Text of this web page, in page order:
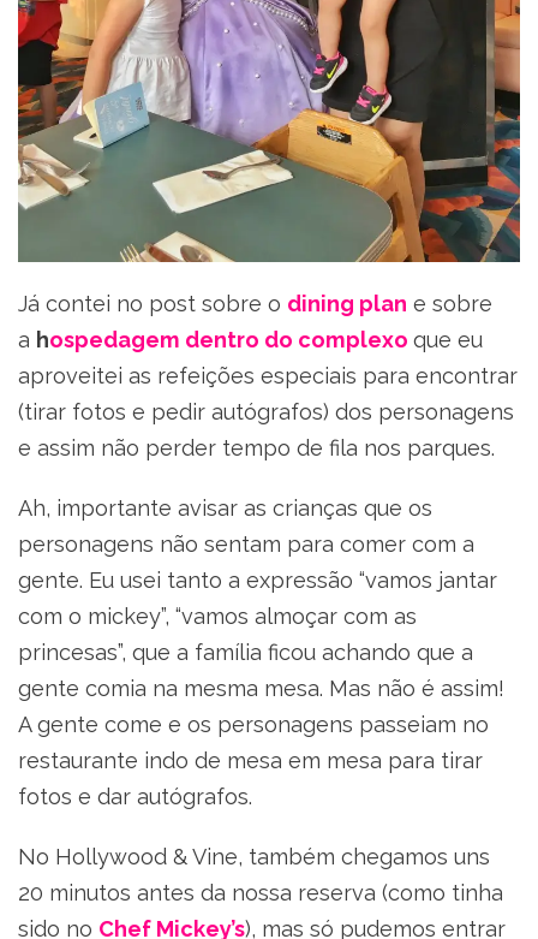
Já contei no post sobre o dining plan e sobre
a hospedagem dentro do complexo que eu
aproveitei as refeições especiais para encontrar
(tirar fotos e pedir autógrafos) dos personagens
e assim não perder tempo de fila nos parques.
Ah, importante avisar as crianças que os
personagens não sentam para comer com a
gente. Eu usei tanto a expressão “vamos jantar
com o mickey”, “vamos almoçar com as
princesas”, que a família ficou achando que a
gente comia na mesma mesa. Mas não é assim!
A gente come e os personagens passeiam no
restaurante indo de mesa em mesa para tirar
fotos e dar autógrafos.
No Hollywood & Vine, também chegamos uns
20 minutos antes da nossa reserva (como tinha
sido no Chef Mickey’s), mas só pudemos entrar